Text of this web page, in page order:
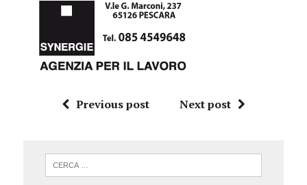
Previous post Next post